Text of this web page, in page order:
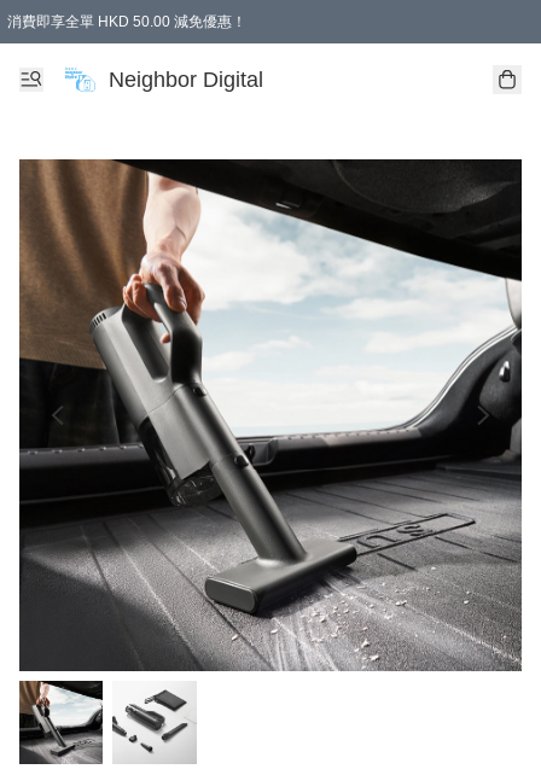
消費即享全單 HKD 50.00 減免優惠！
Neighbor Digital